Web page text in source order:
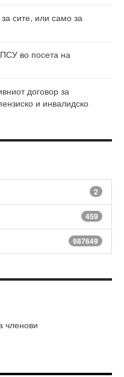
сите, или само за
во посета на
договор за
и инвалидско
2
459
987649
членови